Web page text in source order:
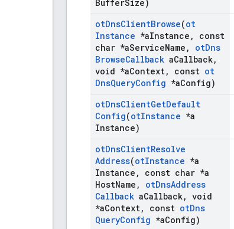
BufferSize)
otDnsClientBrowse(ot
Instance *aInstance ,
const
char *aServiceName , otDns
BrowseCallback aCallback,
void *aContext, const ot
DnsQueryConfig *aConfig)
otDnsClientGetDefault
Config(otInstance *a
Instance)
otDnsClientResolve
Address(otInstance *a
Instance ,
const char *a
HostName , otDnsAddress
Callback aCallback, void
*aContext, const otDns
QueryConfig *aConfig)